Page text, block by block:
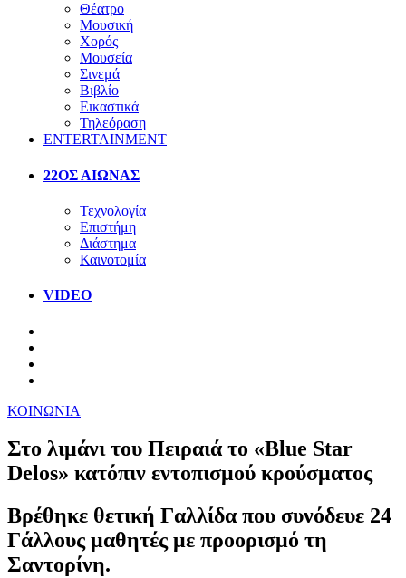
Θέατρο
Μουσική
Χορός
Μουσεία
Σινεμά
Βιβλίο
Εικαστικά
Τηλεόραση
ENTERTAINMENT
22ΟΣ ΑΙΩΝΑΣ
Τεχνολογία
Επιστήμη
Διάστημα
Καινοτομία
VIDEO
ΚΟΙΝΩΝΙΑ
Στο λιμάνι του Πειραιά το «Blue Star
Delos» κατόπιν εντοπισμού κρούσματος
Βρέθηκε θετική Γαλλίδα που συνόδευε 24
Γάλλους μαθητές με προορισμό τη
Σαντορίνη.